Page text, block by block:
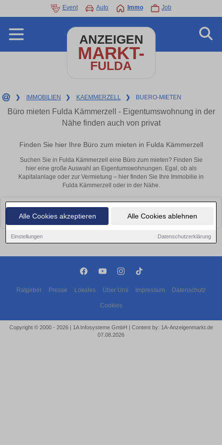
Alle Cookies akzeptieren Alle Cookies ablehnen
Einstellungen Datenschutzerklärung
Event Auto Immo Job
ANZEIGEN
MARKT-
FULDA
❯ IMMOBILIEN ❯ KAEMMERZELL ❯ BUERO-MIETEN
Büro mieten Fulda Kämmerzell - Eigentumswohnung in der
Nähe finden auch von privat
Finden Sie hier Ihre Büro zum mieten in Fulda Kämmerzell
Suchen Sie in Fulda Kämmerzell eine Büro zum mieten? Finden Sie
hier eine große Auswahl an Eigentumswohnungen. Egal, ob als
Kapitalanlage oder zur Vermietung – hier finden Sie Ihre Immobilie in
Fulda Kämmerzell oder in der Nähe.
Leider konnten wir derzeit keine passenden Objekte finden. Schauen Sie
bald wieder vorbei!
Ratgeber Presse Lokales Über Uns Impressum Datenschutz
Cookies
Copyright © 2000 - 2026 | 1A Infosysteme GmbH | Content by: 1A-Anzeigenmarkt.de
07.08.2026